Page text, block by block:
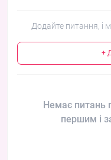
Додайте питання, і
+
Немає питань
першим і